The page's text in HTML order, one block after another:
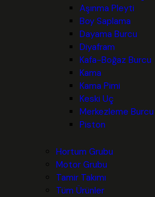
Aşınma Pleyti
Boy Saplama
Dayama Burcu
Diyafram
Kafa-Boğaz Burcu
Kama
Kama Pimi
Keski Uç
Merkezleme Burcu
Piston
Hortum Grubu
Motor Grubu
Tamir Takımı
Tüm Ürünler